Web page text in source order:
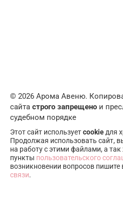
© 2026 Арома Авеню.
сайта строго запрещено и
судебном порядке
Этот сайт используетcookie для
Продолжая использовать сайт,
на работу с этими файлами, а
пункты пользовательского
возникновении вопросов пишите
связи.